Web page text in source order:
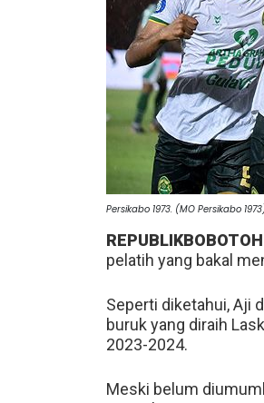
Persikabo 1973. (MO Persikabo
pelatih yang bakal
Seperti diketahui, Aji
buruk yang diraih
2023-2024.
Meski belum